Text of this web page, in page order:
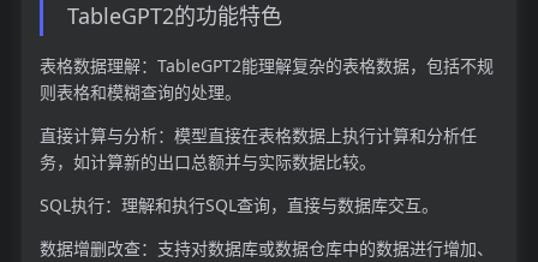
TableGPT2的功能特色
表格数据理解：TableGPT2能理解复杂的表格数据，包括不规
则表格和模糊查询的处理。
直接计算与分析：模型直接在表格数据上执行计算和分析任
务，如计算新的出口总额并与实际数据比较。
SQL执行：理解和执行SQL查询，直接与数据库交互。
数据增删改查：支持对数据库或数据仓库中的数据进行增加、